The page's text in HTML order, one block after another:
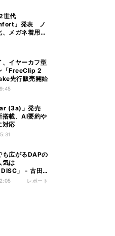
世代
」発表 ノ
、メガネ着用時
、イヤーカフ型
「FreeClip 2
先行販売開始
(3a)」発売
搭載、AI要約や
対応
も広がるDAPの
気は
DISC」 - 古田
レンド通信レポート